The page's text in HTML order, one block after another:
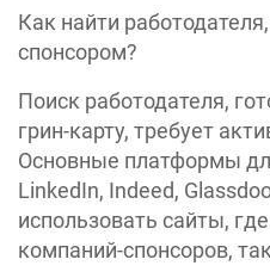
Как найти
спонсором?
Поиск работодателя,
грин-карту, требует
Основные платформы
LinkedIn, Indeed,
использовать сайты,
компаний-спонсоров,